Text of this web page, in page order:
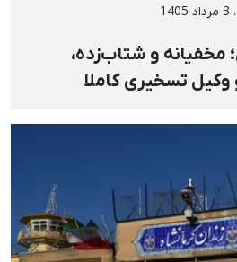
مخفیانه و شتاب‌زده،
وکیل تسخیری کاملا